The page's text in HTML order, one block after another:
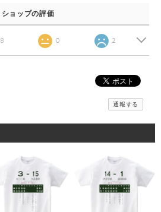
ショップの評価
8 0 2
通報する